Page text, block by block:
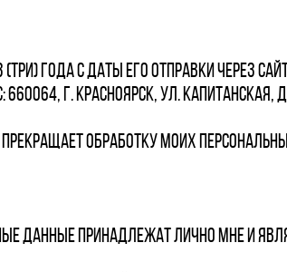
(три) года с даты его отправки через
г. Красноярск, ул.
обработку моих
данные принадлежат лично мне и